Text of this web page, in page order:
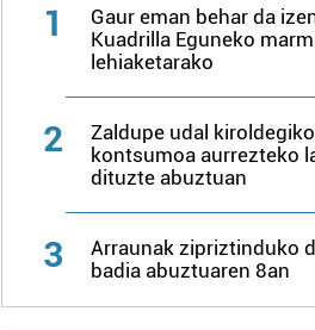
1
Gaur eman behar da
Kuadrilla Eguneko
lehiaketarako
2
Zaldupe udal
kontsumoa aurrezteko
dituzte abuztuan
3
Arraunak zipriztinduko
badia abuztuaren 8an